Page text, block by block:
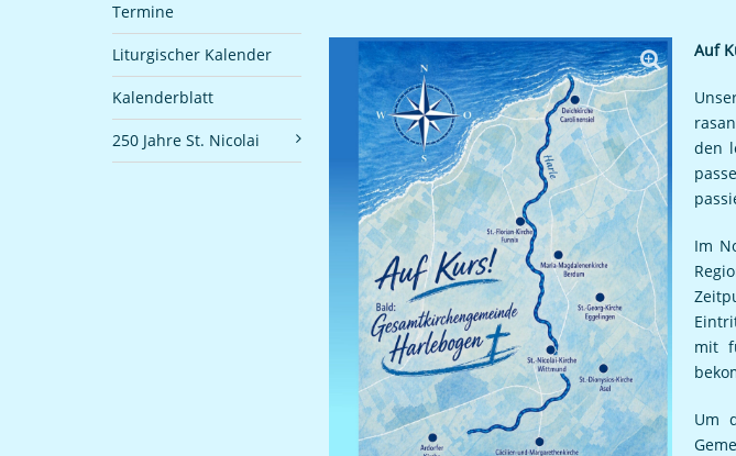
Termine
Liturgischer Kalender
Kalenderblatt
250 Jahre St. Nicolai
Auf
den
Im
mit
Um